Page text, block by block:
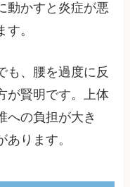
動かすと炎症が悪
。
も、腰を過度に反
が賢明です。上体
への負担が大き
ります。